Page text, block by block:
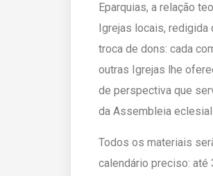
Eparquias, a relação
Igrejas locais,
troca de dons: cada
outras Igrejas lhe
de perspectiva que
da Assembleia
Todos os materiais
calendário preciso: até